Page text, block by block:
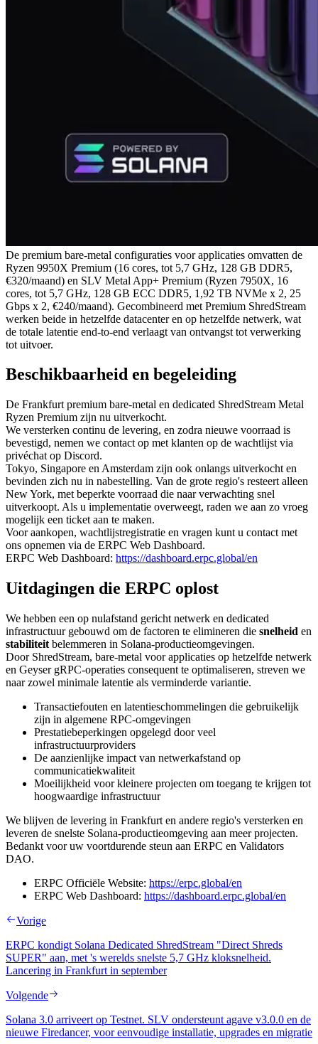
De premium bare-metal configuraties voor applicaties omvatten de
Ryzen 9950X Premium (16 cores, tot 5,7 GHz, 128 GB DDR5,
€320/maand) en SLV Metal App+ Premium (Ryzen 7950X, 16
cores, tot 5,7 GHz, 128 GB ECC DDR5, 1,92 TB NVMe x 2, 25
Gbps x 2, €240/maand). Gecombineerd met Premium ShredStream
werken beide in hetzelfde datacenter en op hetzelfde netwerk, wat
de totale latentie end-to-end verlaagt van ontvangst tot verwerking
tot uitvoer.
Beschikbaarheid en begeleiding
De Frankfurt premium bare-metal en dedicated ShredStream Metal
Ryzen Premium zijn nu uitverkocht.
We versterken continu de levering, en zodra nieuwe voorraad is
bevestigd, nemen we contact op met klanten op de wachtlijst via
privéchat op Discord.
Tokyo, Singapore en Amsterdam zijn ook onlangs uitverkocht en
bevinden zich nu in nabestelling. Van de grote regio's resteert alleen
New York, met beperkte voorraad die naar verwachting snel
uitverkoopt. Als u implementatie overweegt, raden we aan zo vroeg
mogelijk een ticket aan te maken.
Voor aankopen, wachtlijstregistratie en vragen kunt u contact met
ons opnemen via de ERPC Web Dashboard.
ERPC Web Dashboard: https://dashboard.erpc.global/en
Uitdagingen die ERPC oplost
We hebben een op nulafstand gericht netwerk en dedicated
infrastructuur gebouwd om de factoren te elimineren die snelheid en
stabiliteit belemmeren in Solana-productieomgevingen.
Door ShredStream, bare-metal voor applicaties op hetzelfde netwerk
en Geyser gRPC-operaties consequent te optimaliseren, streven we
naar zowel minimale latentie als verminderde variantie.
Transactiefouten en latentieschommelingen die gebruikelijk
zijn in algemene RPC-omgevingen
Prestatiebeperkingen opgelegd door veel
infrastructuurproviders
De aanzienlijke impact van netwerkafstand op
communicatiekwaliteit
Moeilijkheid voor kleinere projecten om toegang te krijgen tot
hoogwaardige infrastructuur
We blijven de levering in Frankfurt en andere regio's versterken en
leveren de snelste Solana-productieomgeving aan meer projecten.
Bedankt voor uw voortdurende steun aan ERPC en Validators
DAO.
ERPC Officiële Website: https://erpc.global/en
ERPC Web Dashboard: https://dashboard.erpc.global/en
Vorige
ERPC kondigt Solana Dedicated ShredStream "Direct Shreds
SUPER" aan, met 's werelds snelste 5,7 GHz kloksnelheid.
Lancering in Frankfurt in september
Volgende
Solana 3.0 arriveert op Testnet. SLV ondersteunt agave v3.0.0 en de
nieuwe Firedancer, voor eenvoudige installatie, upgrades en migratie